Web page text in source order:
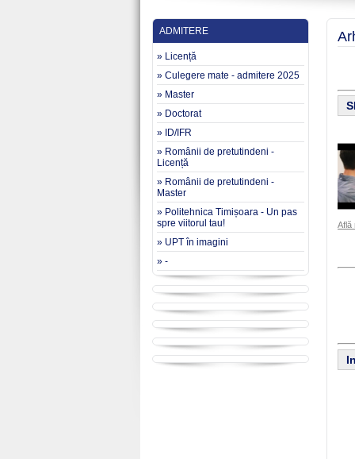
ADMITERE
» Licență
» Culegere mate - admitere 2025
» Master
» Doctorat
» ID/IFR
» Românii de pretutindeni -
Licență
» Românii de pretutindeni -
Master
» Politehnica Timișoara - Un pas
spre viitorul tau!
» UPT în imagini
» -
Află